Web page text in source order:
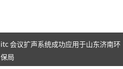
itc 会议扩声系统成功应用于山东济南环
保局